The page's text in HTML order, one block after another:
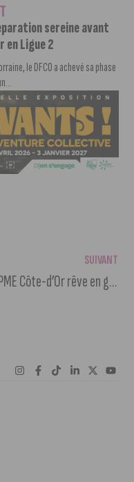
sereine avant
en Ligue 2
le DFCO a achevé sa phase
SUIVANT
La CPME Côte-d’Or rêve en grand cette année